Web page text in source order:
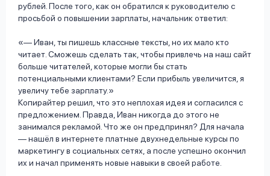
рублей. После того, как он обратился к руководителю с
просьбой о повышении зарплаты, начальник ответил:
— Иван, ты пишешь классные тексты, но их мало кто
читает. Сможешь сделать так, чтобы привлечь на наш сайт
больше читателей, которые могли бы стать
потенциальными клиентами? Если прибыль увеличится, я
увеличу тебе зарплату.
Копирайтер решил, что это неплохая идея и согласился с
предложением. Правда, Иван никогда до этого не
занимался рекламой. Что же он предпринял? Для начала
— нашёл в интернете платные двухнедельные курсы по
маркетингу в социальных сетях, а после успешно окончил
их и начал применять новые навыки в своей работе.